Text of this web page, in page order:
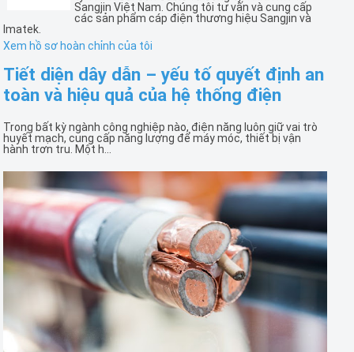
Sangjin Việt Nam. Chúng tôi tư vấn và cung cấp
các sản phẩm cáp điện thương hiệu Sangjin và
Imatek.
Xem hồ sơ hoàn chỉnh của tôi
Tiết diện dây dẫn – yếu tố quyết định an
toàn và hiệu quả của hệ thống điện
Trong bất kỳ ngành công nghiệp nào, điện năng luôn giữ vai trò
huyết mạch, cung cấp năng lượng để máy móc, thiết bị vận
hành trơn tru. Một h...